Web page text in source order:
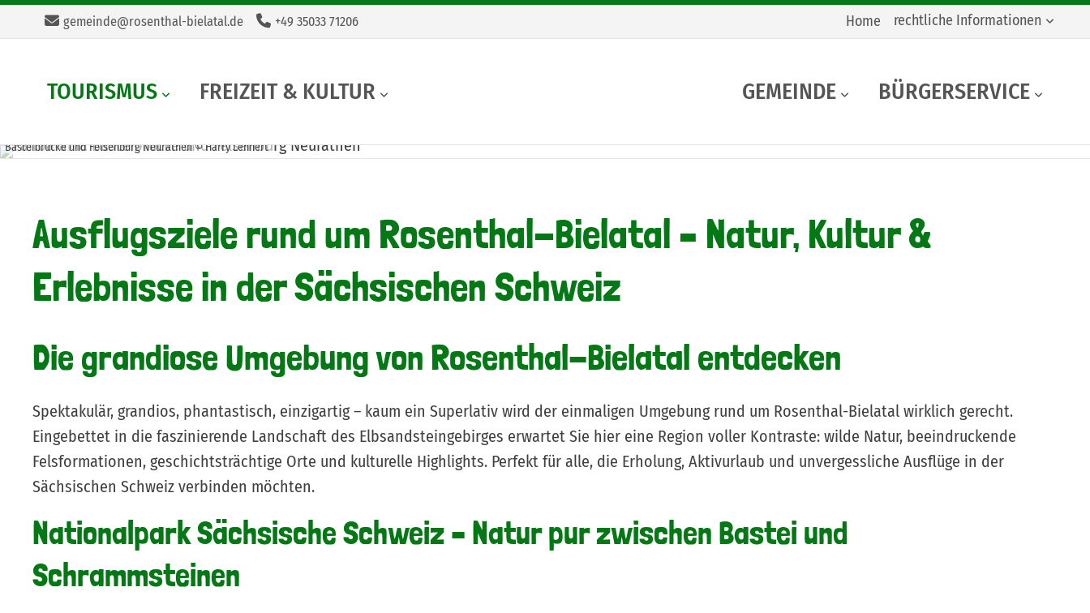
gemeinde@rosenthal-bielatal.de +49 35033 71206 Home rechtliche Informationen
TOURISMUS FREIZEIT & KULTUR GEMEINDE BÜRGERSERVICE
Basteibrücke und Felsenburg Neurathen © Harry Lehnert
Ausflugsziele rund um Rosenthal-Bielatal – Natur, Kultur &
Erlebnisse in der Sächsischen Schweiz
Die grandiose Umgebung von Rosenthal-Bielatal entdecken
Spektakulär, grandios, phantastisch, einzigartig – kaum ein Superlativ wird der einmaligen Umgebung rund um Rosenthal-Bielatal wirklich gerecht.
Eingebettet in die faszinierende Landschaft des Elbsandsteingebirges erwartet Sie hier eine Region voller Kontraste: wilde Natur, beeindruckende
Felsformationen, geschichtsträchtige Orte und kulturelle Highlights. Perfekt für alle, die Erholung, Aktivurlaub und unvergessliche Ausflüge in der
Sächsischen Schweiz verbinden möchten.
Nationalpark Sächsische Schweiz – Natur pur zwischen Bastei und
Schrammsteinen